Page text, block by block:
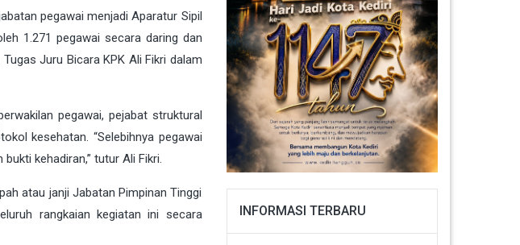
pegawai menjadi Aparatur Sipil
1.271 pegawai secara daring dan
Juru Bicara KPK Ali Fikri dalam
pegawai, pejabat struktural
kesehatan. “Selebihnya pegawai
kehadiran,” tutur Ali Fikri.
atau janji Jabatan Pimpinan Tinggi
rangkaian kegiatan ini secara
INFORMASI TERBARU